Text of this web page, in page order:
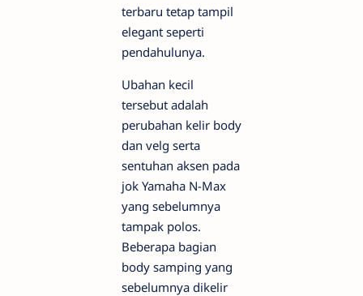
terbaru tetap tampil
elegant seperti
pendahulunya.
Ubahan kecil
tersebut adalah
perubahan kelir body
dan velg serta
sentuhan aksen pada
jok Yamaha N-Max
yang sebelumnya
tampak polos.
Beberapa bagian
body samping yang
sebelumnya dikelir